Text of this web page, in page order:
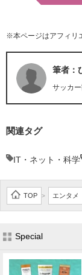
※本ページはアフィリ
筆者：
サッカ
関連タグ
IT・ネット・科学
TOP > エンタメ
Special